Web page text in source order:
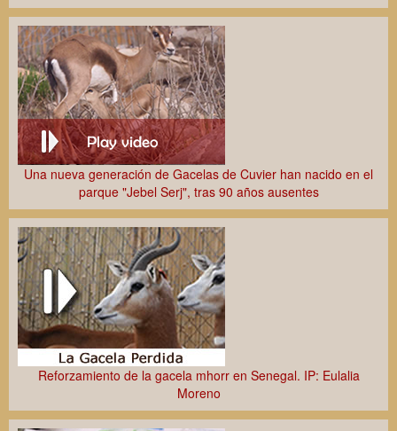
Una nueva generación de Gacelas de Cuvier han nacido en el
parque "Jebel Serj", tras 90 años ausentes
Reforzamiento de la gacela mhorr en Senegal. IP: Eulalia
Moreno